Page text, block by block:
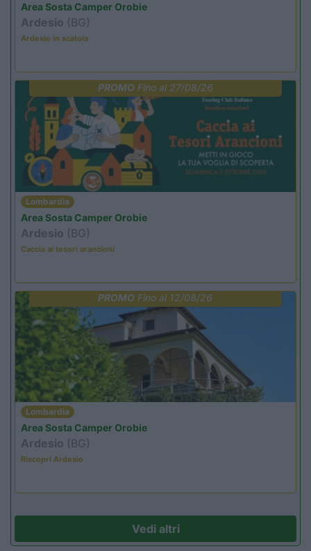
Area Sosta Camper Orobie
Ardesio (BG)
Ardesio in scatola
PROMOFino al 27/08/26
Lombardia
Area Sosta Camper Orobie
Ardesio (BG)
Caccia ai tesori arancioni
PROMO Fino al 12/08/26
Lombardia
Area Sosta Camper Orobie
Ardesio (BG)
Riscopri Ardesio
Vedi altri